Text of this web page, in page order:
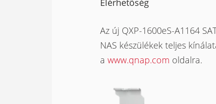
Elérhetőség
Az új QXP-1600eS-A1164
NAS készülékek teljes
a www.qnap.com oldalra.